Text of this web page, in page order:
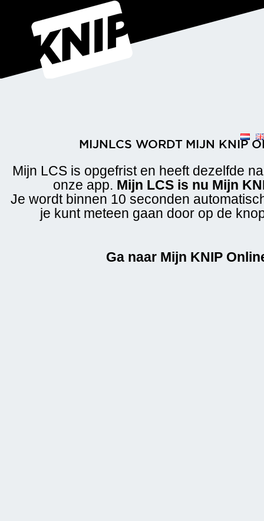
MIJNLCS WORDT MIJN KNIP
Mijn LCS is opgefrist en heeft dezelfde
onze app. Mijn LCS is nu Mijn
Je wordt binnen 10 seconden
je kunt meteen gaan door op de
Ga naar Mijn KNIP